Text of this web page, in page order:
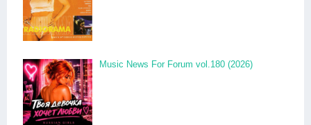
Music News For Forum vol.180 (2026)